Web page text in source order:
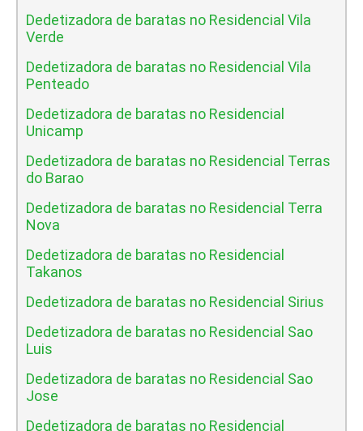
Dedetizadora de baratas no Residencial Vila
Verde
Dedetizadora de baratas no Residencial Vila
Penteado
Dedetizadora de baratas no Residencial
Unicamp
Dedetizadora de baratas no Residencial Terras
do Barao
Dedetizadora de baratas no Residencial Terra
Nova
Dedetizadora de baratas no Residencial
Takanos
Dedetizadora de baratas no Residencial Sirius
Dedetizadora de baratas no Residencial Sao
Luis
Dedetizadora de baratas no Residencial Sao
Jose
Dedetizadora de baratas no Residencial